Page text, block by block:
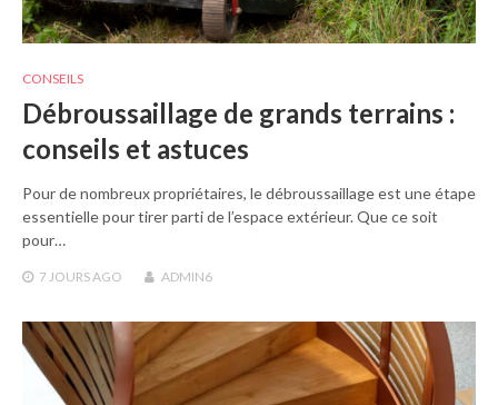
CONSEILS
Débroussaillage de grands terrains :
conseils et astuces
Pour de nombreux propriétaires, le débroussaillage est une étape
essentielle pour tirer parti de l’espace extérieur. Que ce soit
pour…
7 JOURS AGO ADMIN6